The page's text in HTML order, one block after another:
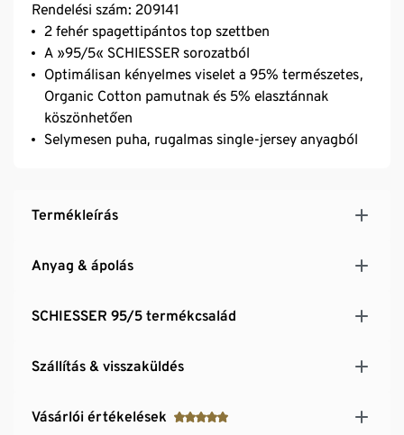
Rendelési szám: 209141
2 fehér spagettipántos top szettben
A »95/5« SCHIESSER sorozatból
Optimálisan kényelmes viselet a 95% természetes,
Organic Cotton pamutnak és 5% elasztánnak
köszönhetően
Selymesen puha, rugalmas single-jersey anyagból
Termékleírás
Anyag & ápolás
SCHIESSER 95/5 termékcsalád
Szállítás & visszaküldés
Vásárlói értékelések